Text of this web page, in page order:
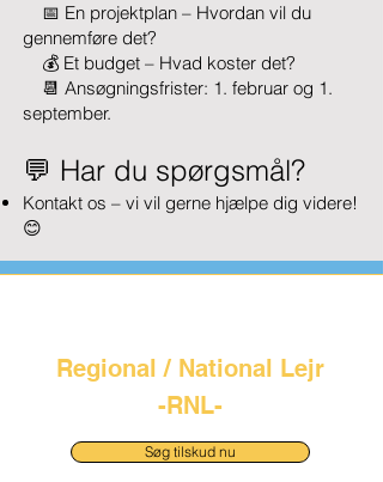
📅 En projektplan – Hvordan vil du
gennemføre det?
💰 Et budget – Hvad koster det?
📆 Ansøgningsfrister: 1. februar og 1.
september.
💬 Har du spørgsmål?
Kontakt os – vi vil gerne hjælpe dig videre!
😊
Regional / National Lejr
-RNL-
Søg tilskud nu